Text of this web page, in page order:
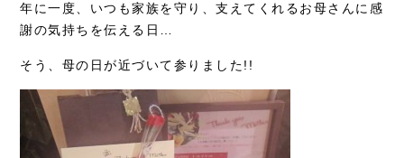
症例別施術
採用情報
年に一度、いつも家族を守り、支えてくれるお母さんに感
謝の気持ちを伝える日…
そう、母の日が近づいて参りました!!